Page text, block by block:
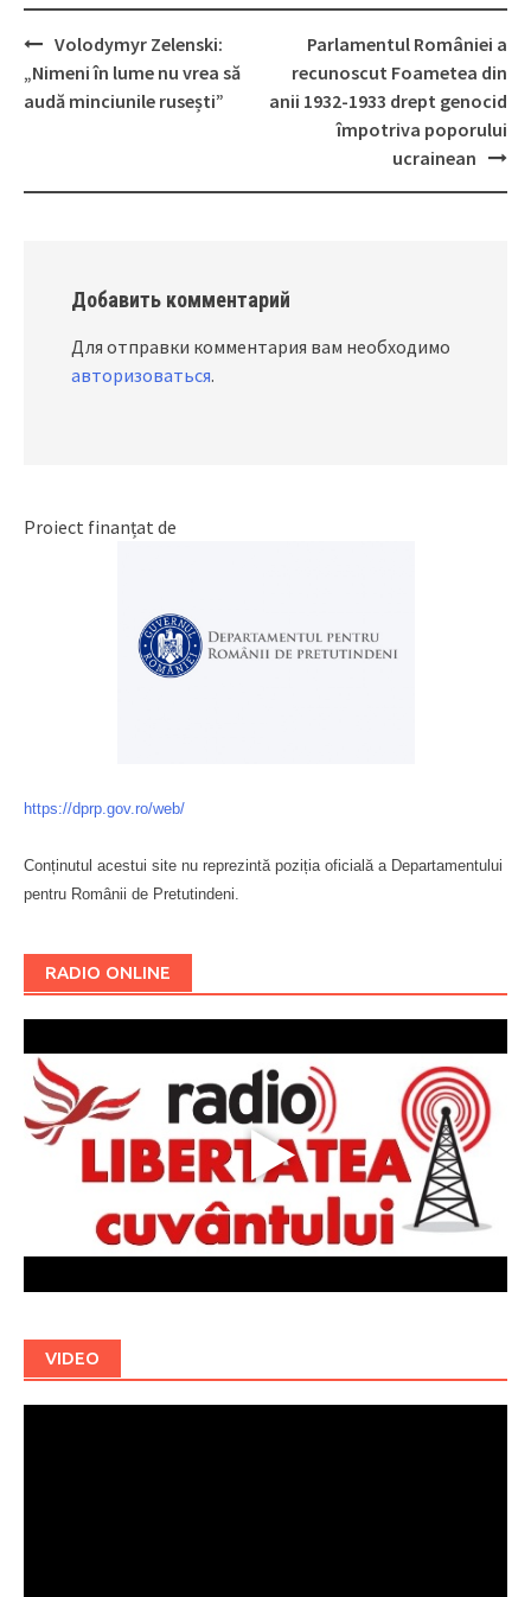
Post
navigation
Volodymyr Zelenski:
„Nimeni în lume nu vrea să
audă minciunile rusești”
Parlamentul României a
recunoscut Foametea din
anii 1932-1933 drept genocid
împotriva poporului
ucrainean
Добавить комментарий
Для отправки комментария вам необходимо
авторизоваться.
Proiect finanțat de
https://dprp.gov.ro/web/
Conținutul acestui site nu reprezintă poziția oficială a Departamentului
pentru Românii de Pretutindeni.
RADIO ONLINE
VIDEO